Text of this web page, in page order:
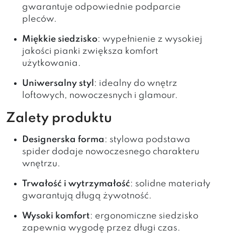
gwarantuje odpowiednie podparcie
pleców.
Miękkie siedzisko: wypełnienie z wysokiej
jakości pianki zwiększa komfort
użytkowania.
Uniwersalny styl : idealny do wnętrz
loftowych, nowoczesnych i glamour.
Zalety produktu
Designerska forma : stylowa podstawa
spider dodaje nowoczesnego charakteru
wnętrzu.
Trwałość i wytrzymałość: solidne materiały
gwarantują długą żywotność.
Wysoki komfort: ergonomiczne siedzisko
zapewnia wygodę przez długi czas.